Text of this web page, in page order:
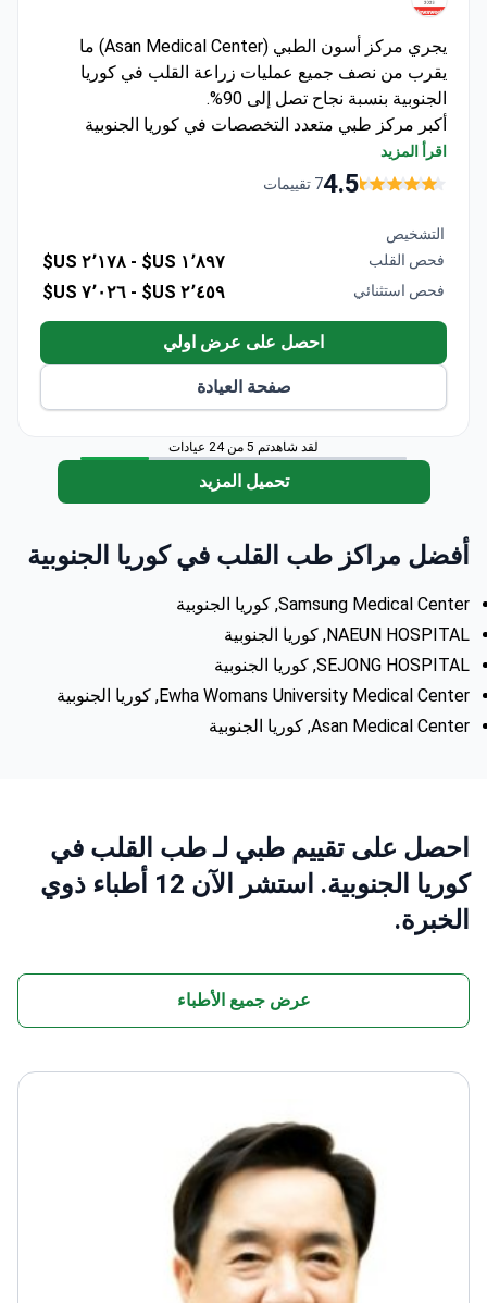
يجري مركز أسون الطبي (Asan Medical Center) ما
يقرب من نصف جميع عمليات زراعة القلب في كوريا
الجنوبية بنسبة نجاح تصل إلى 90%.
أكبر مركز طبي متعدد التخصصات في كوريا الجنوبية
بسعة 2700 مريض
قسم متخصص في أمراض القلب يتعامل مع حجم كبير
يعالج مرضى دوليين من عدة دول بما في ذلك الولايات
المتحدة والإمارات العربية المتحدة
اقرأ المزيد
4.57 تقييمات
التشخيص
فحص القلب
١٬٨٩٧ US$ - ٢٬١٧٨ US$
فحص استثنائي ٢٬٤٥٩ US$ - ٧٬٠٢٦ US$
احصل على عرض اولي
صفحة العيادة
لقد شاهدتم 5 من 24 عيادات
تحميل المزيد
أفضل مراكز طب القلب في كوريا الجنوبية
Samsung Medical Center, كوريا الجنوبية
NAEUN HOSPITAL, كوريا الجنوبية
SEJONG HOSPITAL, كوريا الجنوبية
Ewha Womans University Medical Center, كوريا الجنوبية
Asan Medical Center, كوريا الجنوبية
احصل على تقييم طبي لـ طب القلب في
كوريا الجنوبية. استشر الآن 12 أطباء ذوي
الخبرة.
عرض جميع الأطباء